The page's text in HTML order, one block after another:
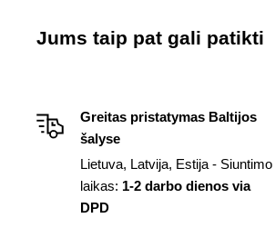
Jums taip pat gali patikti
Greitas pristatymas Baltijos
šalyse
Lietuva, Latvija, Estija - Siuntimo
laikas: 1-2 darbo dienos via
DPD